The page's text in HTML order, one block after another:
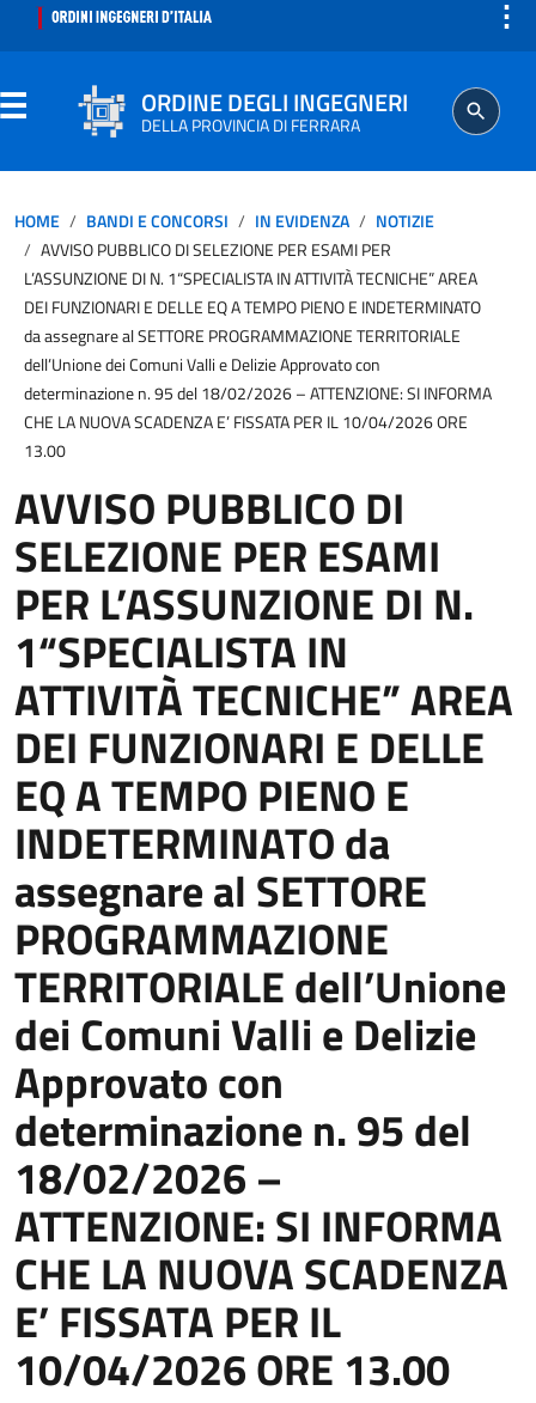
⋮
ORDINE DEGLI INGEGNERI
DELLA PROVINCIA DI FERRARA
SEGRETERIA
ISCRITTO
PROFESSIONE
HOME BANDI E CONCORSI IN EVIDENZA
NOTIZIE
AVVISO PUBBLICO DI SELEZIONE PER ESAMI PER
L’ASSUNZIONE DI N. 1“SPECIALISTA IN ATTIVITÀ TECNICHE” AREA
DEI FUNZIONARI E DELLE EQ A TEMPO PIENO E INDETERMINATO
da assegnare al SETTORE PROGRAMMAZIONE TERRITORIALE
dell’Unione dei Comuni Valli e Delizie Approvato con
determinazione n. 95 del 18/02/2026 – ATTENZIONE: SI INFORMA
CHE LA NUOVA SCADENZA E’ FISSATA PER IL 10/04/2026 ORE
13.00
AVVISO PUBBLICO DI
SELEZIONE PER ESAMI
PER L’ASSUNZIONE DI N.
1“SPECIALISTA IN
ATTIVITÀ TECNICHE” AREA
DEI FUNZIONARI E DELLE
EQ A TEMPO PIENO E
INDETERMINATO da
assegnare al SETTORE
PROGRAMMAZIONE
TERRITORIALE dell’Unione
dei Comuni Valli e Delizie
Approvato con
determinazione n. 95 del
18/02/2026 –
ATTENZIONE: SI INFORMA
CHE LA NUOVA SCADENZA
E’ FISSATA PER IL
10/04/2026 ORE 13.00